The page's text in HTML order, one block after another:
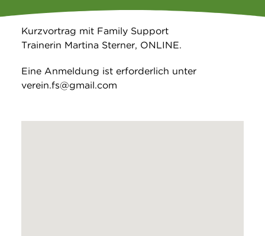
Kurzvortrag mit Family Support
Trainerin Martina Sterner, ONLINE.
Eine Anmeldung ist erforderlich unter
verein.fs@gmail.com